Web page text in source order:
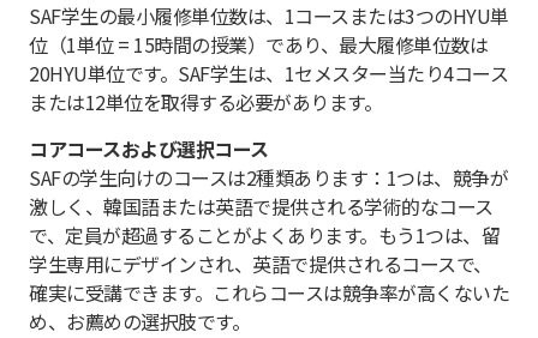
SAF学生の最小履修単位数は、1コースまたは3つのHYU単
位（1単位 = 15時間の授業）であり、最大履修単位数は
20HYU単位です。SAF学生は、1セメスター当たり4コース
または12単位を取得する必要があります。
コアコースおよび選択コース
SAFの学生向けのコースは2種類あります：1つは、競争が
激しく、韓国語または英語で提供される学術的なコース
で、定員が超過することがよくあります。もう1つは、留
学生専用にデザインされ、英語で提供されるコースで、
確実に受講できます。これらコースは競争率が高くないた
め、お薦めの選択肢です。